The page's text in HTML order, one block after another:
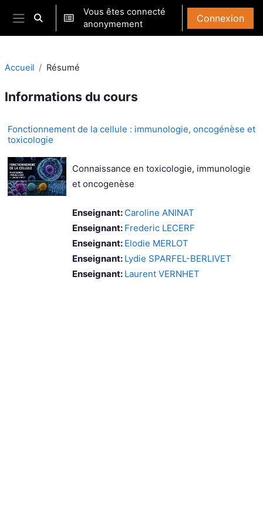
Passer au contenu principal
Panneau latéral
Activer/désactiver la saisie de recherche
Vous êtes connecté
anonymement
Connexion
Accueil Résumé
Informations du cours
Fonctionnement de la cellule : immunologie, oncogénèse et
toxicologie
Connaissance en toxicologie, immunologie
et oncogenèse
Enseignant: Caroline ANINAT
Enseignant: Frederic LECERF
Enseignant: Elodie MERLOT
Enseignant: Lydie SPARFEL-BERLIVET
Enseignant: Laurent VERNHET